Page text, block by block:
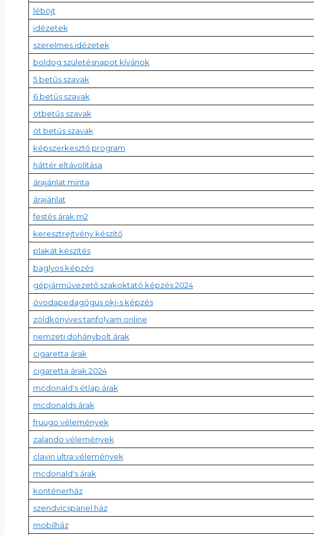
léböjt
idézetek
szerelmes idézetek
boldog születésnapot kívánok
5 betűs szavak
6 betűs szavak
ötbetűs szavak
öt betűs szavak
képszerkesztő program
háttér eltávolítása
árajánlat minta
árajánlat
festés árak m2
keresztrejtvény készítő
plakát készítés
baglyos képzés
gépjárművezető szakoktató képzés 2024
óvodapedagógus okj-s képzés
zöldkönyves tanfolyam online
nemzeti dohánybolt árak
cigaretta árak
cigaretta árak 2024
mcdonald's étlap árak
mcdonalds árak
fruugo vélemények
zalando vélemények
clavin ultra vélemények
mcdonald's árak
konténerház
szendvicspanel ház
mobilház